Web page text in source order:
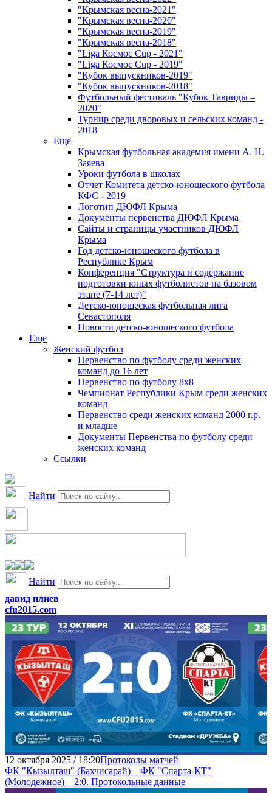
"Крымская весна-2021"
"Крымская весна-2020"
"Крымская весна-2019"
"Крымская весна-2018"
"Liga Космос Cup - 2021"
"Liga Космос Cup - 2019"
"Кубок выпускников-2019"
"Кубок выпускников-2018"
Футбольный фестиваль "Кубок Тавриды –
2020"
Турнир среди дворовых и сельских команд -
2018
Еще
Крымская футбольная академия имени А. Н.
Заяева
Уроки футбола в школах
Отчет Комитета детско-юношеского футбола
КФС - 2019
Логотип ДЮФЛ Крыма
Документы первенства ДЮФЛ Крыма
Сайты и страницы участников ДЮФЛ
Крыма
Год детско-юношеского футбола в
Республике Крым
Конференция "Структура и содержание
подготовки юных футболистов на базовом
этапе (7-14 лет)"
Детско-юношеская футбольная лига
Севастополя
Новости детско-юношеского футбола
Еще
Женский футбол
Первенство по футболу среди женских
команд до 16 лет
Первенство по футболу 8х8
Чемпионат Республики Крым среди женских
команд
Первенство среди женских команд 2000 г.р.
и младше
Документы Первенства по футболу среди
женских команд
Ссылки
Найти
Найти
давид плиев
cfu2015.com
12 октября 2025 / 18:20Протоколы матчей
ФК "Кызылташ" (Бахчисарай) – ФК "Спарта-КТ"
(Молодежное) – 2:0. Протокольные данные